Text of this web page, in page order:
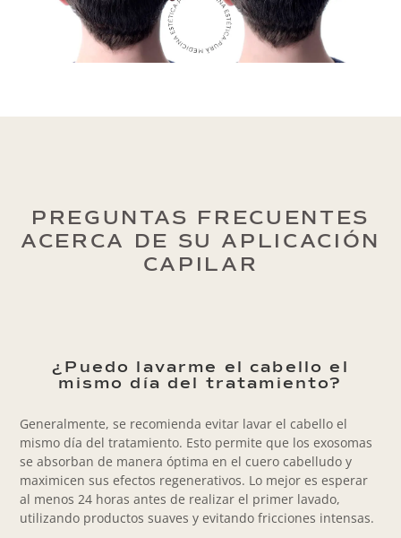
PREGUNTAS FRECUENTES
ACERCA DE SU APLICACIÓN
CAPILAR
¿Puedo lavarme el cabello el
mismo día del tratamiento?
Generalmente, se recomienda evitar lavar el cabello el
mismo día del tratamiento. Esto permite que los exosomas
se absorban de manera óptima en el cuero cabelludo y
maximicen sus efectos regenerativos. Lo mejor es esperar
al menos 24 horas antes de realizar el primer lavado,
utilizando productos suaves y evitando fricciones intensas.